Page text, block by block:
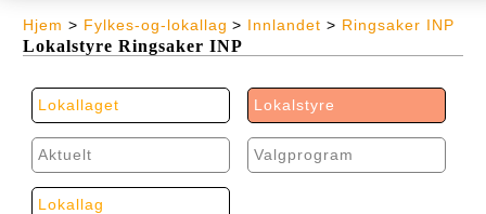
Hjem > Fylkes-og-lokallag > Innlandet > Ringsaker INP
Lokalstyre Ringsaker INP
Lokallaget Lokalstyre
Aktuelt Valgprogram
Lokallag